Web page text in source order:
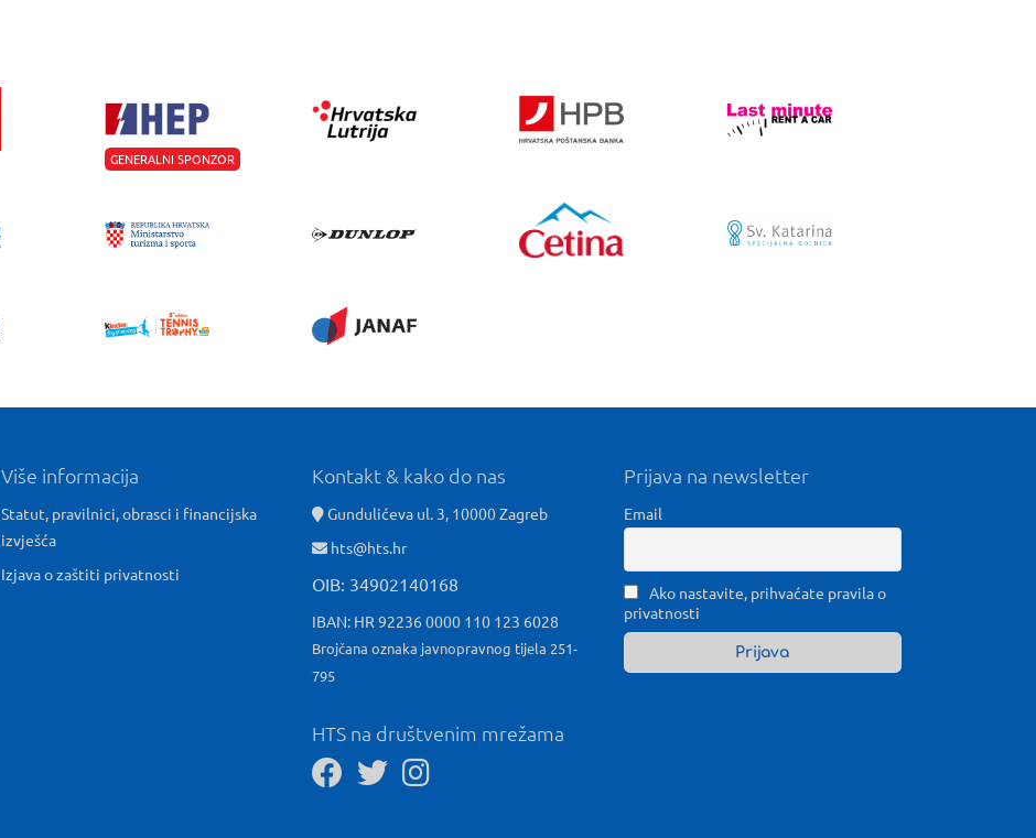
GENERALNI SPONZOR
Više informacija
Statut, pravilnici, obrasci i financijska
izvješća
Izjava o zaštiti privatnosti
Kontakt & kako do nas
Gundulićeva ul. 3, 10000 Zagreb
hts@hts.hr
OIB: 34902140168
IBAN: HR 92236 0000 110 123 6028
Brojčana oznaka javnopravnog tijela 251-
795
HTS na društvenim mrežama
Prijava na newsletter
Email
Ako nastavite, prihvaćate pravila o
privatnosti